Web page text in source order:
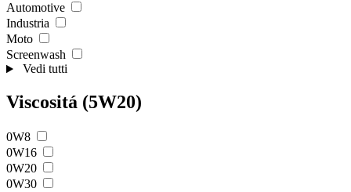
Automotive
Industria
Moto
Screenwash
Vedi tutti
Viscositá (5W20)
0W8
0W16
0W20
0W30